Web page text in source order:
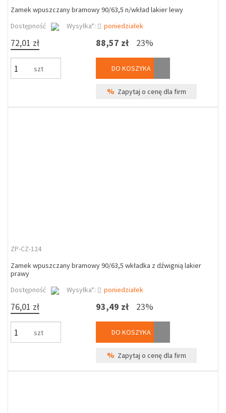
Zamek wpuszczany bramowy 90/63,5 n/wkład lakier lewy
Dostępność
Wysyłka*: poniedziałek
72,01 zł
szt
88,57 zł 23%
DO KOSZYKA
% Zapytaj o cenę dla firm
ZP-CZ-124
Zamek wpuszczany bramowy 90/63,5 wkładka z dźwignią lakier
prawy
Dostępność
Wysyłka*: poniedziałek
76,01 zł
szt
93,49 zł 23%
DO KOSZYKA
% Zapytaj o cenę dla firm